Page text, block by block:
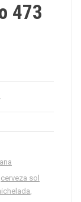
473
cerveza sol
,